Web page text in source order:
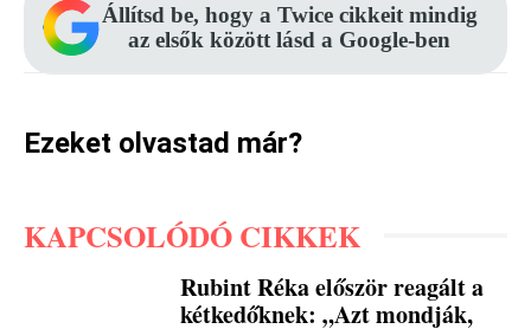
Állítsd be, hogy a Twice cikkeit mindig
az elsők között lásd a Google-ben
Ezeket olvastad már?
KAPCSOLÓDÓ CIKKEK
Rubint Réka először reagált a
kétkedőknek: „Azt mondják,